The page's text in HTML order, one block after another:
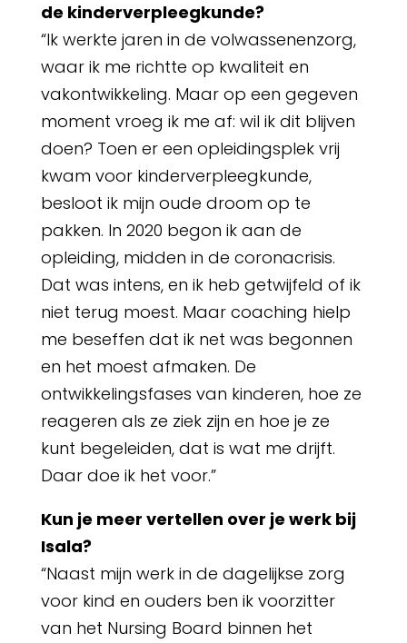
de kinderverpleegkunde?
“Ik werkte jaren in de volwassenenzorg,
waar ik me richtte op kwaliteit en
vakontwikkeling. Maar op een gegeven
moment vroeg ik me af: wil ik dit blijven
doen? Toen er een opleidingsplek vrij
kwam voor kinderverpleegkunde,
besloot ik mijn oude droom op te
pakken. In 2020 begon ik aan de
opleiding, midden in de coronacrisis.
Dat was intens, en ik heb getwijfeld of ik
niet terug moest. Maar coaching hielp
me beseffen dat ik net was begonnen
en het moest afmaken. De
ontwikkelingsfases van kinderen, hoe ze
reageren als ze ziek zijn en hoe je ze
kunt begeleiden, dat is wat me drijft.
Daar doe ik het voor.”
Kun je meer vertellen over je werk bij
Isala?
“Naast mijn werk in de dagelijkse zorg
voor kind en ouders ben ik voorzitter
van het Nursing Board binnen het